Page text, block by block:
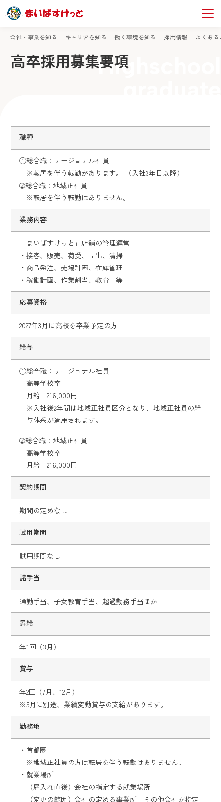
会社・事業を知る キャリアを知る 働く環境を知る 採用情報 よくあ
TOP 社員採用情報 高卒採用募集要項
高卒採用募集要項Highschool
職種
①総合職：リージョナル社員
※転居を伴う転勤があります。 （入社3年目以降）
➁総合職：地域正社員
※転居を伴う転勤はありません。
業務内容
「まいばすけっと」店舗の管理運営
・接客、販売、荷受、品出、清掃
・商品発注、売場計画、在庫管理
・稼働計画、作業割当、教育 等
応募資格
2027年3月に高校を卒業予定の方
給与
①総合職：リージョナル社員
高等学校卒
月給 216,000円
※入社後2年間は地域正社員区分となり、地域正社員の給
与体系が適用されます。
➁総合職：地域正社員
高等学校卒
月給 216,000円
契約期間
期間の定めなし
試用期間
試用期間なし
諸手当
通勤手当、子女教育手当、超過勤務手当ほか
昇給
年1回（3月）
賞与
年2回（7月、12月）
※5月に別途、業績変動賞与の支給があります。
勤務地
・首都圏
※地域正社員の方は転居を伴う転勤はありません。
・就業場所
（雇入れ直後）会社の指定する就業場所
（変更の範囲）会社の定める事業所 その他会社が指定